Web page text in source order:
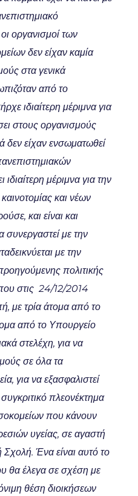
οργανισμοί των
δεν είχαν καμία
στα γενικά
από το
ιδιαίτερη μέριμνα για
στους οργανισμούς
δεν είχαν ενσωματωθεί
μέριμνα για την
και νέων
και είναι και
συνεργαστεί με την
με την
πολιτικής
στις 24/12/2014
με τρία άτομα από το
από το Υπουργείο
στελέχη, για να
σε όλα τα
για να εξασφαλιστεί
πλεονέκτημα
που κάνουν
υγείας, σε αγαστή
Σχολή. Ένα είναι αυτό το
θα έλεγα σε σχέση με
θέση διοικήσεων